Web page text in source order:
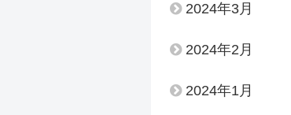
2024年3月
2024年2月
2024年1月